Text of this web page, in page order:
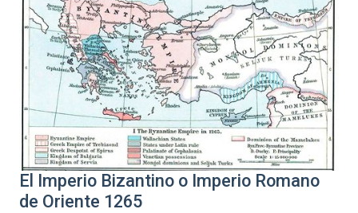
El Imperio Bizantino o Imperio Romano
de Oriente 1265